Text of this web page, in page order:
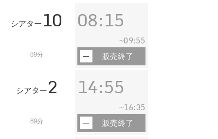
シアター 10
89分
08:15
~09:55
販売終了
シアター 2
89分
14:55
~16:35
販売終了